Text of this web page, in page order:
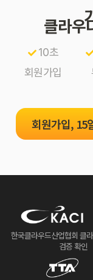
클라우
10초
회원가입
회원가입, 15
한국클라우드산업협회 클
검증 확인